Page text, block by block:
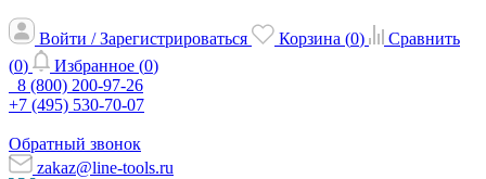
Войти / Зарегистрироваться Корзина (0)
Сравнить
(0) Избранное (0)
8 (800) 200-97-26
+7 (495) 530-70-07
Обратный звонок
zakaz@line-tools.ru